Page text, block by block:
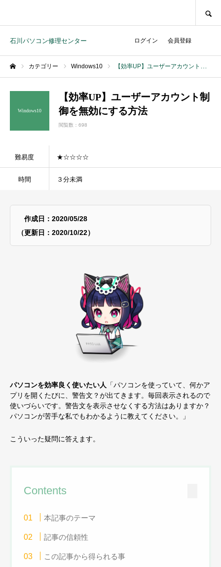
石川パソコン修理センター ログイン 会員登録
カテゴリー Windows10 【効率UP】ユーザーアカウント制御を無効にする方法
Windows10
【効率UP】ユーザーアカウント制
御を無効にする方法
閲覧数：698
難易度 ★☆☆☆☆
時間 ３分未満
作成日：2020/05/28
（更新日：2020/10/22）
パソコンを効率良く使いたい人 「パソコンを使っていて、何かア
プリを開くたびに、警告文？が出てきます。毎回表示されるので
使いづらいです。警告文を表示させなくする方法はありますか？
パソコンが苦手な私でもわかるように教えてください。」
こういった疑問に答えます。
Contents
本記事のテーマ
記事の信頼性
この記事から得られる事